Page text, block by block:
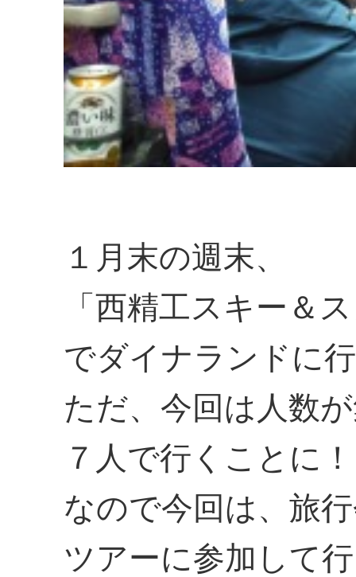
１月末の週末、
「西精工スキー＆
でダイナランドに
ただ、今回は人数
７人で行くことに！
なので今回は、旅
ツアーに参加して